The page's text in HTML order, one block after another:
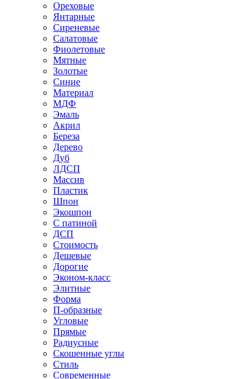
Ореховые
Янтарные
Сиреневые
Салатовые
Фиолетовые
Мятные
Золотые
Синие
Материал
МДФ
Эмаль
Акрил
Береза
Дерево
Дуб
ЛДСП
Массив
Пластик
Шпон
Экошпон
С патиной
ДСП
Стоимость
Дешевые
Дорогие
Эконом-класс
Элитные
Форма
П-образные
Угловые
Прямые
Радиусные
Скошенные углы
Стиль
Современные